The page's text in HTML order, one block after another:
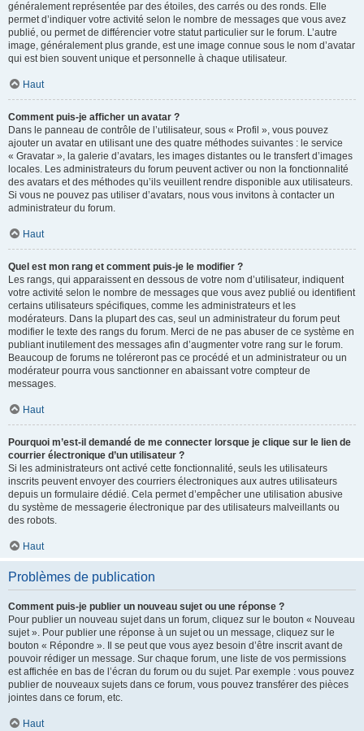
généralement représentée par des étoiles, des carrés ou des ronds. Elle
permet d’indiquer votre activité selon le nombre de messages que vous avez
publié, ou permet de différencier votre statut particulier sur le forum. L’autre
image, généralement plus grande, est une image connue sous le nom d’avatar
qui est bien souvent unique et personnelle à chaque utilisateur.
Haut
Comment puis-je afficher un avatar ?
Dans le panneau de contrôle de l’utilisateur, sous « Profil », vous pouvez
ajouter un avatar en utilisant une des quatre méthodes suivantes : le service
« Gravatar », la galerie d’avatars, les images distantes ou le transfert d’images
locales. Les administrateurs du forum peuvent activer ou non la fonctionnalité
des avatars et des méthodes qu’ils veuillent rendre disponible aux utilisateurs.
Si vous ne pouvez pas utiliser d’avatars, nous vous invitons à contacter un
administrateur du forum.
Haut
Quel est mon rang et comment puis-je le modifier ?
Les rangs, qui apparaissent en dessous de votre nom d’utilisateur, indiquent
votre activité selon le nombre de messages que vous avez publié ou identifient
certains utilisateurs spécifiques, comme les administrateurs et les
modérateurs. Dans la plupart des cas, seul un administrateur du forum peut
modifier le texte des rangs du forum. Merci de ne pas abuser de ce système en
publiant inutilement des messages afin d’augmenter votre rang sur le forum.
Beaucoup de forums ne toléreront pas ce procédé et un administrateur ou un
modérateur pourra vous sanctionner en abaissant votre compteur de
messages.
Haut
Pourquoi m’est-il demandé de me connecter lorsque je clique sur le lien de
courrier électronique d’un utilisateur ?
Si les administrateurs ont activé cette fonctionnalité, seuls les utilisateurs
inscrits peuvent envoyer des courriers électroniques aux autres utilisateurs
depuis un formulaire dédié. Cela permet d’empêcher une utilisation abusive
du système de messagerie électronique par des utilisateurs malveillants ou
des robots.
Haut
Problèmes de publication
Comment puis-je publier un nouveau sujet ou une réponse ?
Pour publier un nouveau sujet dans un forum, cliquez sur le bouton « Nouveau
sujet ». Pour publier une réponse à un sujet ou un message, cliquez sur le
bouton « Répondre ». Il se peut que vous ayez besoin d’être inscrit avant de
pouvoir rédiger un message. Sur chaque forum, une liste de vos permissions
est affichée en bas de l’écran du forum ou du sujet. Par exemple : vous pouvez
publier de nouveaux sujets dans ce forum, vous pouvez transférer des pièces
jointes dans ce forum, etc.
Haut